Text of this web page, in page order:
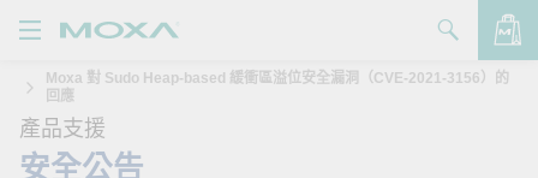
品
決方案
Moxa 對 Sudo Heap-based 緩衝區溢位安全漏洞（CVE-2021-3156）的
回應
產品支援
安全公告
查看詢價明細